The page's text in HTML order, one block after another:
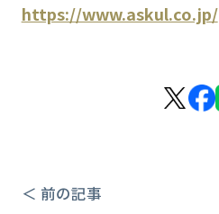
https://www.askul.co.jp/
＜ 前の記事